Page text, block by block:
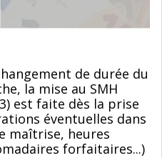
de durée du
la mise au SMH
est faite dès la prise
éventuelles dans
maîtrise, heures
forfaitaires...)